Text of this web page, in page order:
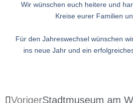
Wir wünschen euch heitere und
Kreise eurer Familien
Für den Jahreswechsel wünschen
ins neue Jahr und ein
VorigerStadtmuseum am